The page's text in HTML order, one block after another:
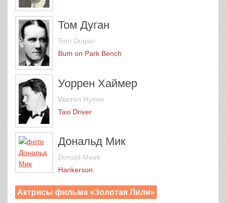
Том Дуган
Tom Dugan
Bum on Park Bench
Уоррен Хаймер
Warren Hymer
Taxi Driver
Дональд Мик
Donald Meek
Hankerson
Актрисы фильма «Золотая Лили»